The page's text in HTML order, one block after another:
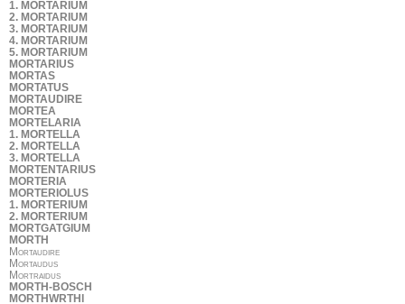
1. MORTARIUM
2. MORTARIUM
3. MORTARIUM
4. MORTARIUM
5. MORTARIUM
MORTARIUS
MORTAS
MORTATUS
MORTAUDIRE
MORTEA
MORTELARIA
1. MORTELLA
2. MORTELLA
3. MORTELLA
MORTENTARIUS
MORTERIA
MORTERIOLUS
1. MORTERIUM
2. MORTERIUM
MORTGATGIUM
MORTH
Mortaudire
Mortaudus
Mortraidus
MORTH-BOSCH
MORTHWRTHI